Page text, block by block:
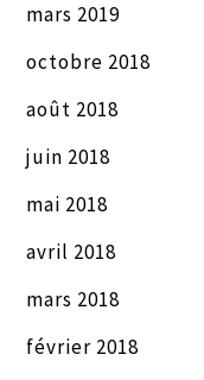
mars 2019
octobre 2018
août 2018
juin 2018
mai 2018
avril 2018
mars 2018
février 2018